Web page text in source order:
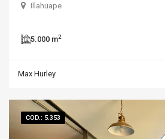
Illahuape
5.000 m2
Max Hurley
COD.: 5.353